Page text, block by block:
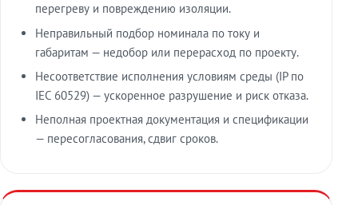
перегреву и повреждению изоляции.
Неправильный подбор номинала по току и
габаритам — недобор или перерасход по проекту.
Несоответствие исполнения условиям среды (IP по
IEC 60529) — ускоренное разрушение и риск отказа.
Неполная проектная документация и спецификации
— пересогласования, сдвиг сроков.